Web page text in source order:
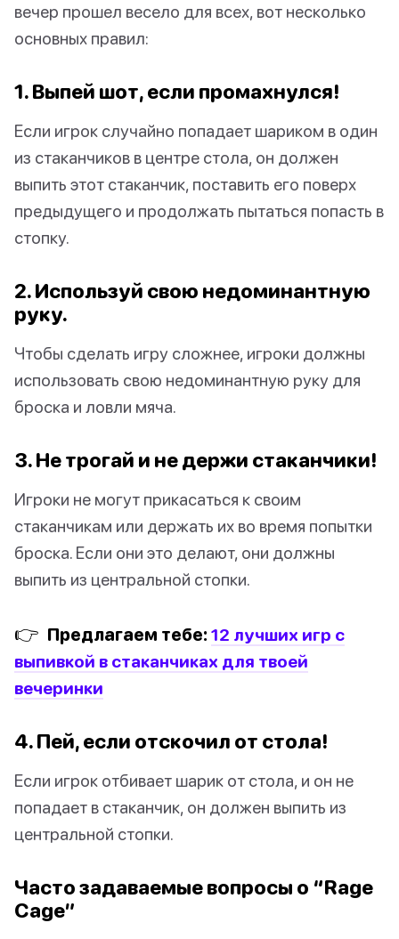
вечер прошел весело для всех, вот несколько
основных правил:
1. Выпей шот, если промахнулся!
Если игрок случайно попадает шариком в один
из стаканчиков в центре стола, он должен
выпить этот стаканчик, поставить его поверх
предыдущего и продолжать пытаться попасть в
стопку.
2. Используй свою недоминантную
руку.
Чтобы сделать игру сложнее, игроки должны
использовать свою недоминантную руку для
броска и ловли мяча.
3. Не трогай и не держи стаканчики!
Игроки не могут прикасаться к своим
стаканчикам или держать их во время попытки
броска. Если они это делают, они должны
выпить из центральной стопки.
👉 Предлагаем тебе: 12 лучших игр с
выпивкой в стаканчиках для твоей
вечеринки
4. Пей, если отскочил от стола!
Если игрок отбивает шарик от стола, и он не
попадает в стаканчик, он должен выпить из
центральной стопки.
Часто задаваемые вопросы о “Rage
Cage”